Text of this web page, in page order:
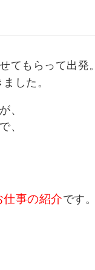
てもらって出発。
した。
、
、
事の紹介です。